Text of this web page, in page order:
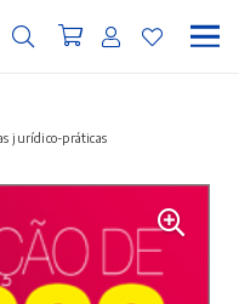
jurídico-práticas